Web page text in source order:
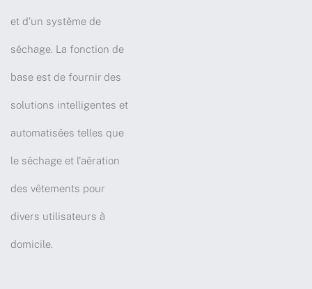
et d'un système de
séchage. La fonction de
base est de fournir des
solutions intelligentes et
automatisées telles que
le séchage et l'aération
des vêtements pour
divers utilisateurs à
domicile.